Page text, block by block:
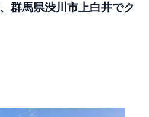
群馬県渋川市上白井でク